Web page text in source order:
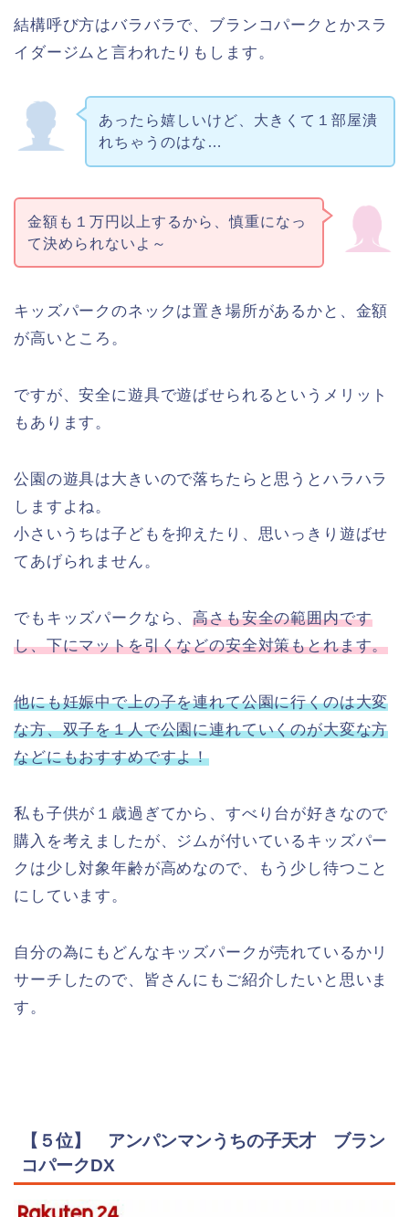
結構呼び方はバラバラで、ブランコパークとかスラ
イダージムと言われたりもします。
あったら嬉しいけど、大きくて１部屋潰
れちゃうのはな…
金額も１万円以上するから、慎重になっ
て決められないよ～
キッズパークのネックは置き場所があるかと、金額
が高いところ。
ですが、安全に遊具で遊ばせられるというメリット
もあります。
公園の遊具は大きいので落ちたらと思うとハラハラ
しますよね。
小さいうちは子どもを抑えたり、思いっきり遊ばせ
てあげられません。
でもキッズパークなら、高さも安全の範囲内です
し、下にマットを引くなどの安全対策もとれます。
他にも妊娠中で上の子を連れて公園に行くのは大変
な方、双子を１人で公園に連れていくのが大変な方
などにもおすすめですよ！
私も子供が１歳過ぎてから、すべり台が好きなので
購入を考えましたが、ジムが付いているキッズパー
クは少し対象年齢が高めなので、もう少し待つこと
にしています。
自分の為にもどんなキッズパークが売れているかリ
サーチしたので、皆さんにもご紹介したいと思いま
す。
【５位】 アンパンマンうちの子天才 ブラン
コパークDX